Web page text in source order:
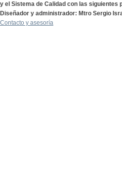
y el Sistema de Calidad con las siguientes
Diseñador y administrador: Mtro Sergio
Contacto y asesoría